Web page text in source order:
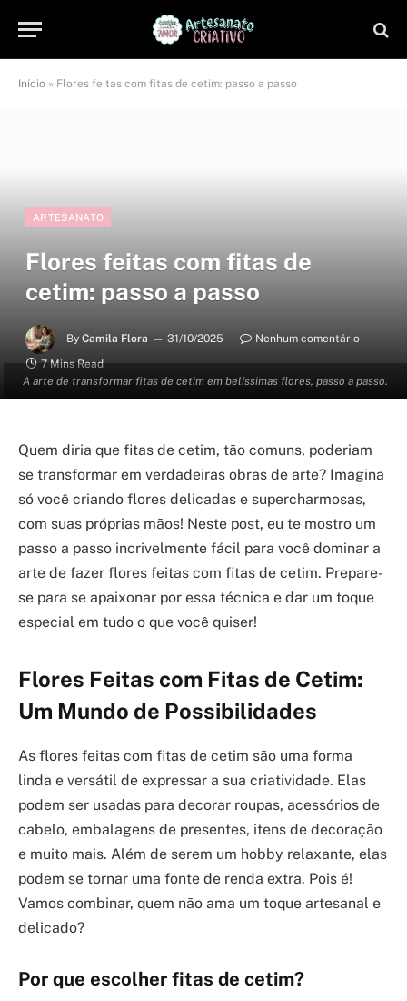
Início » Flores feitas com fitas de cetim: passo a passo
A arte de transformar fitas de cetim em belíssimas flores, passo a passo.
ARTESANATO
Flores feitas com fitas de
cetim: passo a passo
By Camila Flora 31/10/2025
Nenhum comentário
7 Mins Read
Quem diria que fitas de cetim, tão comuns, poderiam
se transformar em verdadeiras obras de arte? Imagina
só você criando flores delicadas e supercharmosas,
com suas próprias mãos! Neste post, eu te mostro um
passo a passo incrivelmente fácil para você dominar a
arte de fazer flores feitas com fitas de cetim. Prepare-
se para se apaixonar por essa técnica e dar um toque
especial em tudo o que você quiser!
Flores Feitas com Fitas de Cetim:
Um Mundo de Possibilidades
As flores feitas com fitas de cetim são uma forma
linda e versátil de expressar a sua criatividade. Elas
podem ser usadas para decorar roupas, acessórios de
cabelo, embalagens de presentes, itens de decoração
e muito mais. Além de serem um hobby relaxante, elas
podem se tornar uma fonte de renda extra. Pois é!
Vamos combinar, quem não ama um toque artesanal e
delicado?
Por que escolher fitas de cetim?